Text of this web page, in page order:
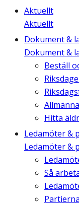
Aktuellt
Aktuellt
Dokument &
Dokument &
Beställ
Hitta
Ledamöter &
Ledamöter &
Så